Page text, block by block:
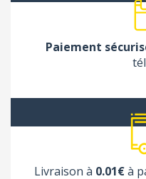
Paiement
Livraison à 0.01€à